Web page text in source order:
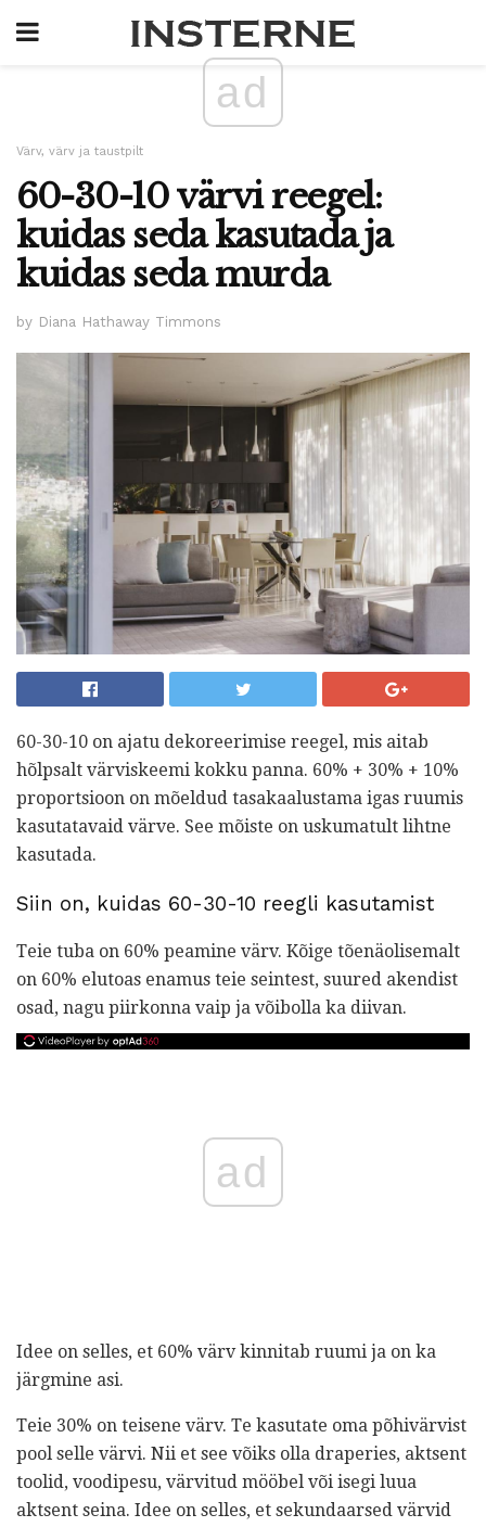
ad
Värv, värv ja taustpilt
60-30-10 värvi reegel:
kuidas seda kasutada ja
kuidas seda murda
by Diana Hathaway Timmons
60-30-10 on ajatu dekoreerimise reegel, mis aitab
hõlpsalt värviskeemi kokku panna. 60% + 30% + 10%
proportsioon on mõeldud tasakaalustama igas ruumis
kasutatavaid värve. See mõiste on uskumatult lihtne
kasutada.
Siin on, kuidas 60-30-10 reegli kasutamist
Teie tuba on 60% peamine värv. Kõige tõenäolisemalt
on 60% elutoas enamus teie seintest, suured akendist
osad, nagu piirkonna vaip ja võibolla ka diivan.
ad
Idee on selles, et 60% värv kinnitab ruumi ja on ka
järgmine asi.
Teie 30% on teisene värv. Te kasutate oma põhivärvist
pool selle värvi. Nii et see võiks olla draperies, aktsent
toolid, voodipesu, värvitud mööbel või isegi luua
aktsent seina. Idee on selles, et sekundaarsed värvid